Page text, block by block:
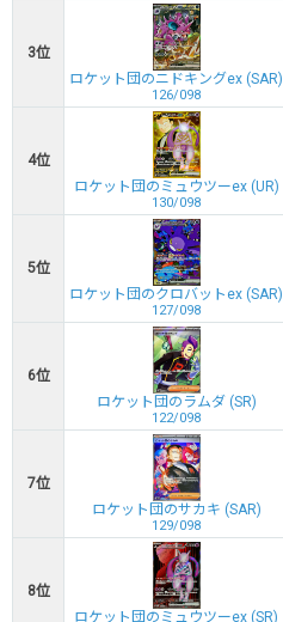
3位
ロケット団のニドキングex (SAR)
126/098
4位
ロケット団のミュウツーex (UR)
130/098
5位
ロケット団のクロバットex (SAR)
127/098
6位
ロケット団のラムダ (SR)
122/098
7位
ロケット団のサカキ (SAR)
129/098
8位
ロケット団のミュウツーex (SR)